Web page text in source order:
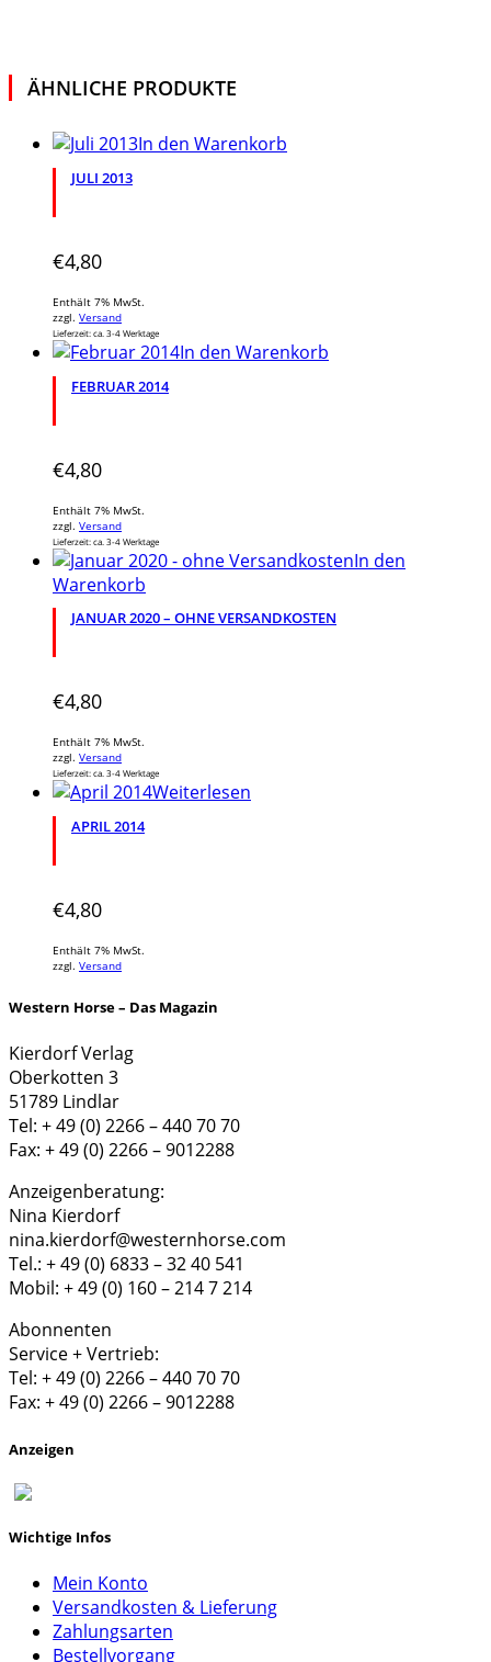
ÄHNLICHE PRODUKTE
In den Warenkorb
JULI 2013
€4,80
Enthält 7% MwSt.
zzgl. Versand
Lieferzeit: ca. 3-4 Werktage
In den Warenkorb
FEBRUAR 2014
€4,80
Enthält 7% MwSt.
zzgl. Versand
Lieferzeit: ca. 3-4 Werktage
In den
Warenkorb
JANUAR 2020 – OHNE VERSANDKOSTEN
€4,80
Enthält 7% MwSt.
zzgl. Versand
Lieferzeit: ca. 3-4 Werktage
Weiterlesen
APRIL 2014
€4,80
Enthält 7% MwSt.
zzgl. Versand
Western Horse – Das Magazin
Kierdorf Verlag
Oberkotten 3
51789 Lindlar
Tel: + 49 (0) 2266 – 440 70 70
Fax: + 49 (0) 2266 – 9012288
Anzeigenberatung:
Nina Kierdorf
nina.kierdorf@westernhorse.com
Tel.: + 49 (0) 6833 – 32 40 541
Mobil: + 49 (0) 160 – 214 7 214
Abonnenten
Service + Vertrieb:
Tel: + 49 (0) 2266 – 440 70 70
Fax: + 49 (0) 2266 – 9012288
Anzeigen
Wichtige Infos
Mein Konto
Versandkosten & Lieferung
Zahlungsarten
Bestellvorgang